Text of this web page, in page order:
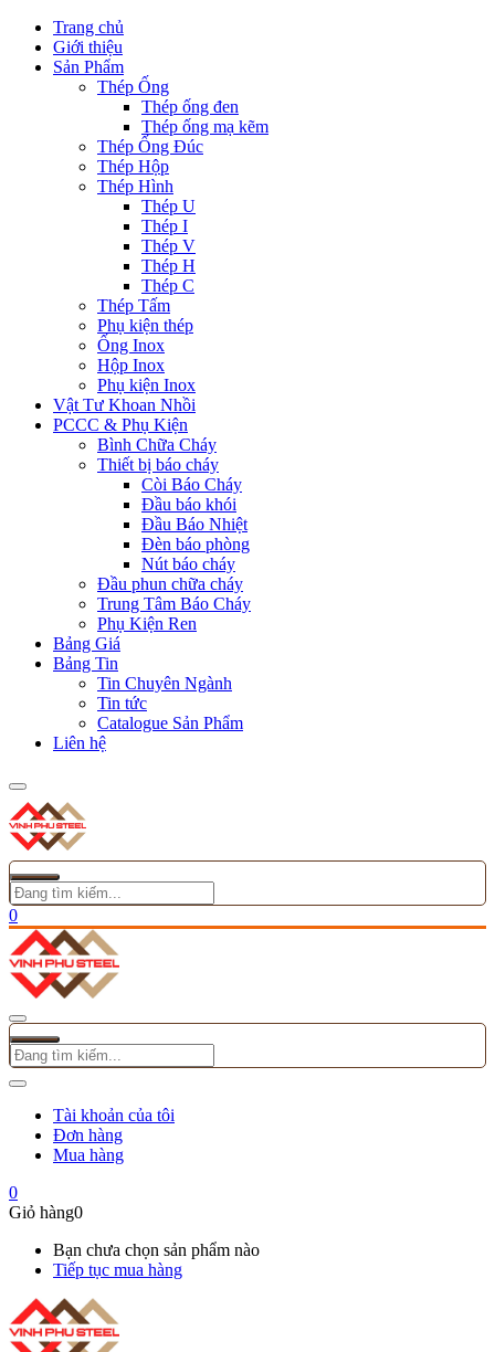
Trang chủ
Giới thiệu
Sản Phẩm
Thép Ống
Thép ống đen
Thép ống mạ kẽm
Thép Ống Đúc
Thép Hộp
Thép Hình
Thép U
Thép I
Thép V
Thép H
Thép C
Thép Tấm
Phụ kiện thép
Ống Inox
Hộp Inox
Phụ kiện Inox
Vật Tư Khoan Nhồi
PCCC & Phụ Kiện
Bình Chữa Cháy
Thiết bị báo cháy
Còi Báo Cháy
Đầu báo khói
Đầu Báo Nhiệt
Đèn báo phòng
Nút báo cháy
Đầu phun chữa cháy
Trung Tâm Báo Cháy
Phụ Kiện Ren
Bảng Giá
Bảng Tin
Tin Chuyên Ngành
Tin tức
Catalogue Sản Phẩm
Liên hệ
0
Tài khoản của tôi
Đơn hàng
Mua hàng
0
Giỏ hàng0
Bạn chưa chọn sản phẩm nào
Tiếp tục mua hàng